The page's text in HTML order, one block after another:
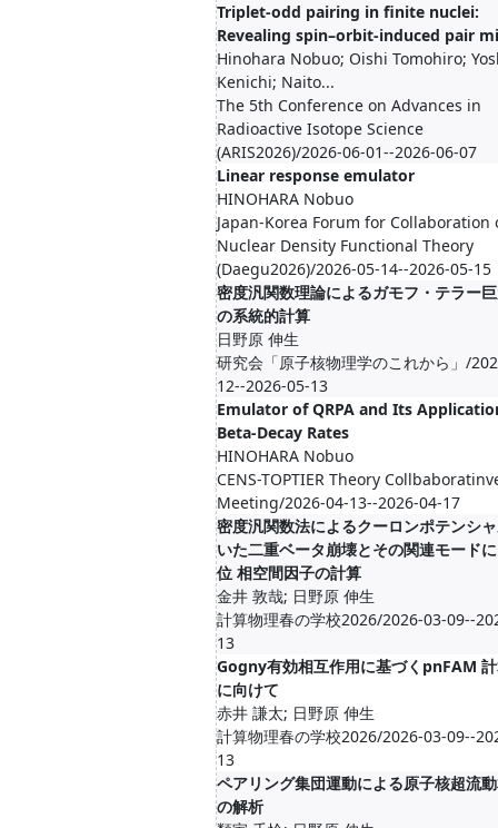
Triplet-odd pairing in finite nuclei:
Revealing spin–orbit-induced pair
Hinohara Nobuo; Oishi Tomohiro;
Kenichi; Naito...
The 5th Conference on Advances in
Radioactive Isotope Science
(ARIS2026)/2026-06-01--2026-06-07
Linear response emulator
HINOHARA Nobuo
Japan-Korea Forum for Collaboration
Nuclear Density Functional Theory
(Daegu2026)/2026-05-14--2026-05-15
密度汎関数理論によるガモフ・テラー
の系統的計算
日野原 伸生
研究会「原子核物理学のこれから」/
12--2026-05-13
Emulator of QRPA and Its
Beta-Decay Rates
HINOHARA Nobuo
CENS-TOPTIER Theory
Meeting/2026-04-13--2026-04-17
密度汎関数法によるクーロンポテンシ
いた二重ベータ崩壊とその関連モード
位 相空間因子の計算
金井 敦哉; 日野原 伸生
計算物理春の学校2026/2026-03-09--
13
Gogny有効相互作用に基づくpnFAM
に向けて
赤井 謙太; 日野原 伸生
計算物理春の学校2026/2026-03-09--
13
ペアリング集団運動による原子核超流
の解析